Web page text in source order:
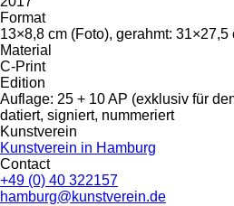
Format
13×8,8 cm (Foto), gerahmt: 31×27,5
Material
C-Print
Edition
Auflage: 25 + 10 AP (exklusiv für
datiert, signiert, nummeriert
Kunstverein
Kunstverein in Hamburg
Contact
+49 (0) 40 322157
hamburg@kunstverein.de